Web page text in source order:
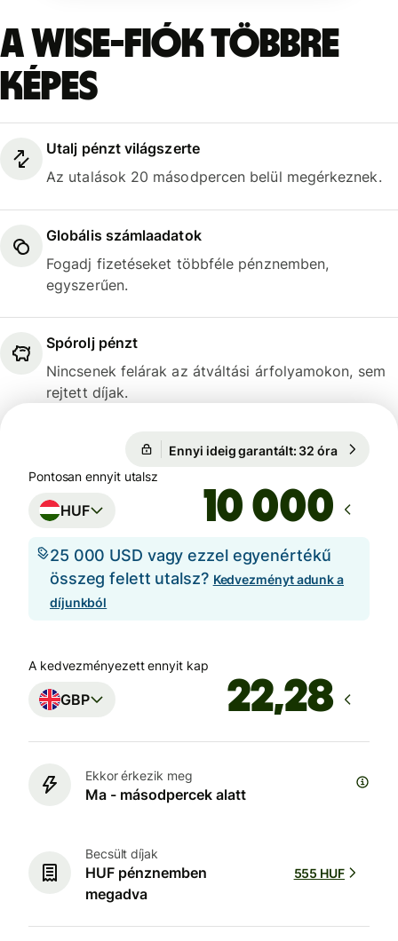
A Wise-fiók többre
képes
Utalj pénzt világszerte
Az utalások 20 másodpercen belül megérkeznek.
Globális számlaadatok
Fogadj fizetéseket többféle pénznemben,
egyszerűen.
Spórolj pénzt
Nincsenek felárak az átváltási árfolyamokon, sem
rejtett díjak.
Ennyi ideig garantált: 32 óra
Pontosan ennyit utalsz
HUF
25 000 USD vagy ezzel egyenértékű
összeg felett utalsz? Kedvezményt adunk a
díjunkból
A kedvezményezett ennyit kap
GBP
Ekkor érkezik meg
Ma - másodpercek alatt
Becsült díjak
HUF pénznemben
megadva
555 HUF